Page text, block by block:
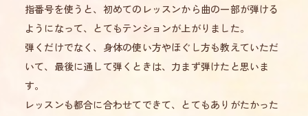
指番号を使うと、初めてのレッスンから曲の一部が弾ける
ようになって、とてもテンションが上がりました。
弾くだけでなく、身体の使い方やほぐし方も教えていただ
いて、最後に通して弾くときは、力まず弾けたと思いま
す。
レッスンも都合に合わせてできて、とてもありがたかった